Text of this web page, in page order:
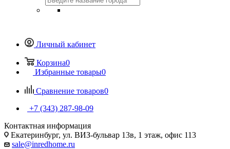
Личный кабинет
Корзина0
Избранные товары0
Сравнение товаров0
+7 (343) 287-98-09
Контактная информация
Екатеринбург, ул. ВИЗ-бульвар 13в, 1 этаж, офис 113
sale@inredhome.ru